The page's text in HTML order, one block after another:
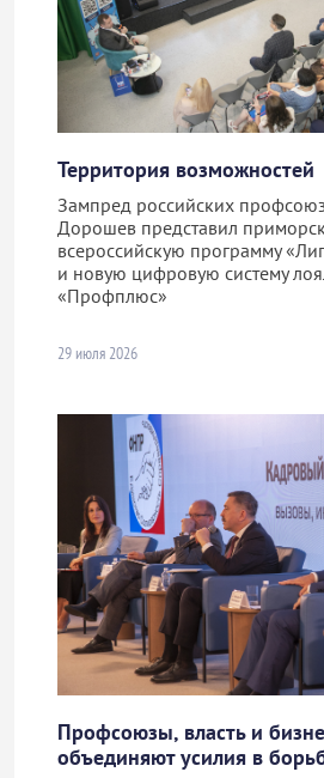
Территория возможностей
Зампред российских
Дорошев представил
всероссийскую программу
и новую цифровую систему
«Профплюс»
29 июля 2026
Профсоюзы, власть и
объединяют усилия в